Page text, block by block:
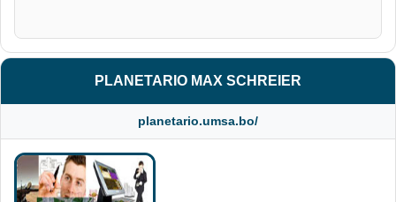
PLANETARIO MAX SCHREIER
planetario.umsa.bo/